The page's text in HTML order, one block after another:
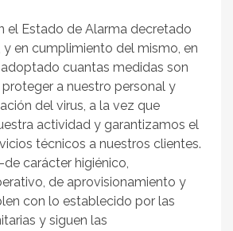
Industrial
el Estado de Alarma decretado
y en cumplimiento del mismo, en
cuantas medidas son
a nuestro personal y
del virus, a la vez que
actividad y garantizamos el
técnicos a nuestros clientes.
carácter higiénico,
de aprovisionamiento y
con lo establecido por las
y siguen las